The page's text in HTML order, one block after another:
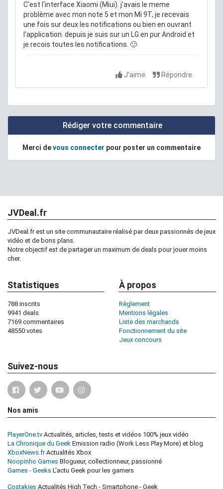
C'est l'interface Xiaomi (Miui). j'avais le meme
problème avec mon note 5 et mon Mi 9T, je recevais
une fois sur deux les notifications ou bien en ouvrant
l'application. depuis je suis sur un LG en pur Android et
je recois toutes les notifications. 🙂
J'aime Répondre
Rédiger votre commentaire
Merci devous connecter pour poster un commentaire
JVDeal.fr
JVDeal.fr est un site communautaire réalisé par deux passionnés de jeux
vidéo et de bons plans.
Notre objectif est de partager un maximum de deals pour jouer moins
cher.
Statistiques
788 inscrits
9941 deals
7169 commentaires
48550 votes
À propos
Règlement
Mentions légales
Liste des marchands
Fonctionnement du site
Jeux concours
Suivez-nous
Nos amis
PlayerOne.tv Actualités, articles, tests et vidéos 100% jeux vidéo
La Chronique du Geek Emission radio (Work Less Play More) et blog
XboxNews.frActualités Xbox
Noopinho Games Blogueur, collectionneur, passionné
Games - Geeks L'actu Geek pour les gamers
Costakies Actualités High Tech - Smartphone - Geek